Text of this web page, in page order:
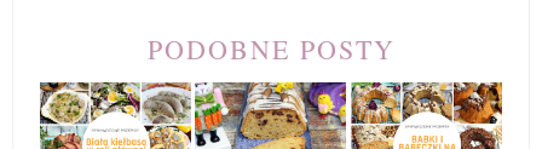
PODOBNE POSTY